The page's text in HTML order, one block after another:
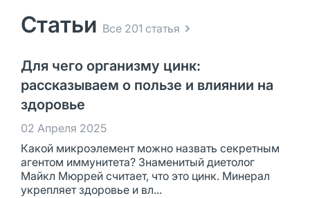
Статьи Все 201 статья
Для чего организму цинк:
рассказываем о пользе и влиянии на
здоровье
02 Апреля 2025
Какой микроэлемент можно назвать секретным
агентом иммунитета? Знаменитый диетолог
Майкл Мюррей считает, что это цинк. Минерал
укрепляет здоровье и вл...